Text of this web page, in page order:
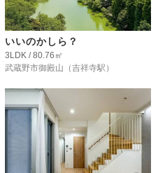
いいのかしら？
3LDK / 80.76㎡
武蔵野市御殿山 （吉祥寺駅）